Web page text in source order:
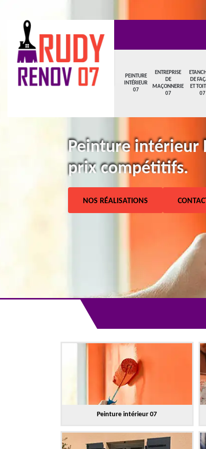
PEINTURE
INTÉRIEUR
07
ENTREPRISE
DE
MAÇONNERIE
07
DE
ET
07
Peinture intérieur
prix compétitifs.
NOS RÉALISATIONS
Peinture intérieur 07